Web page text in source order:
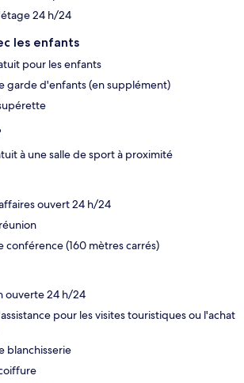
24 h/24
les enfants
pour les enfants
garde d'enfants (en supplément)
à une salle de sport à proximité
ouvert 24 h/24
conférence (160 mètres carrés)
ouverte 24 h/24
pour les visites touristiques ou l'achat
blanchisserie